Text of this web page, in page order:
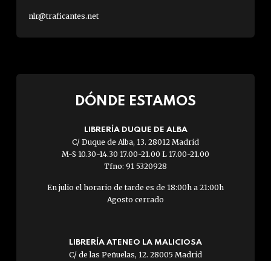
nlr@traficantes.net
DÓNDE ESTAMOS
LIBRERÍA DUQUE DE ALBA
C/ Duque de Alba, 13. 28012 Madrid
M-S 10.30-14.30 17.00-21.00 L 17.00-21.00
Tfno: 91 5320928
En julio el horario de tarde es de 18:00h a 21:00h
Agosto cerrado
LIBRERÍA ATENEO LA MALICIOSA
C/ de las Peñuelas, 12. 28005 Madrid